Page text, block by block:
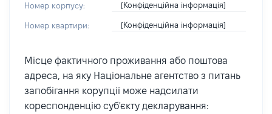
Номер корпусу: [Конфіденційна інформація]
Номер квартири: [Конфіденційна інформація]
Місце фактичного проживання або поштова
адреса, на яку Національне агентство з питань
запобігання корупції може надсилати
кореспонденцію суб'єкту декларування: